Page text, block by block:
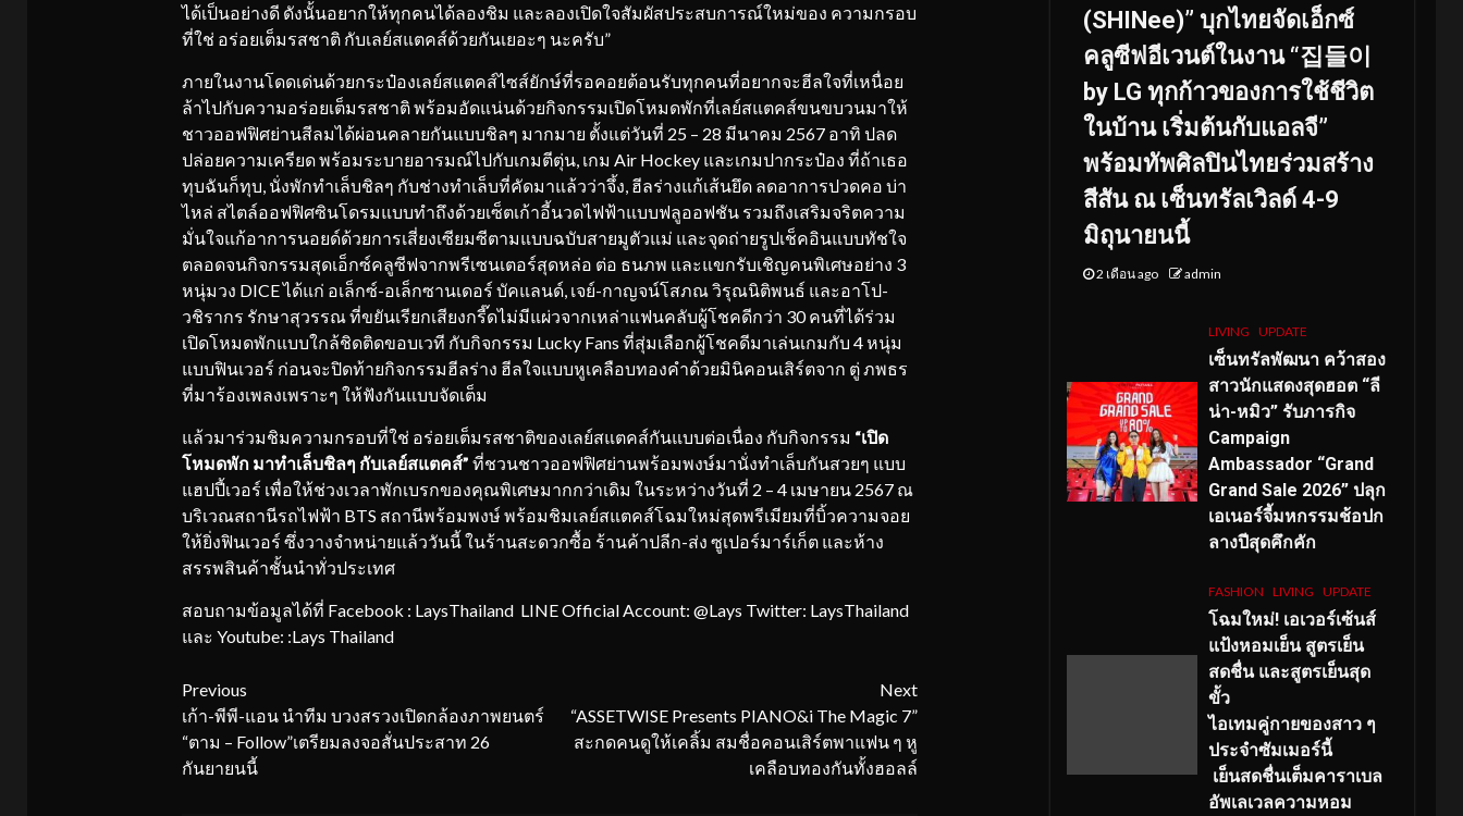
ได้เป็นอย่างดี ดังนั้นอยากให้ทุกคนได้ลองชิม และลองเปิดใจสัมผัสประสบการณ์ใหม่ของ ความกรอบ
ที่ใช่ อร่อยเต็มรสชาติ กับเลย์สแตคส์ด้วยกันเยอะๆ นะครับ”
ภายในงานโดดเด่นด้วยกระป๋องเลย์สแตคส์ไซส์ยักษ์ที่รอคอยต้อนรับทุกคนที่อยากจะฮีลใจที่เหนื่อย
ล้าไปกับความอร่อยเต็มรสชาติ พร้อมอัดแน่นด้วยกิจกรรมเปิดโหมดพักที่เลย์สแตคส์ขนขบวนมาให้
ชาวออฟฟิศย่านสีลมได้ผ่อนคลายกันแบบชิลๆ มากมาย ตั้งแต่วันที่ 25 – 28 มีนาคม 2567 อาทิ ปลด
ปล่อยความเครียด พร้อมระบายอารมณ์ไปกับเกมตีตุ่น, เกม Air Hockey และเกมปากระป๋อง ที่ถ้าเธอ
ทุบฉันก็ทุบ, นั่งพักทำเล็บชิลๆ กับช่างทำเล็บที่คัดมาแล้วว่าจึ้ง, ฮีลร่างแก้เส้นยึด ลดอาการปวดคอ บ่า
ไหล่ สไตล์ออฟฟิศซินโดรมแบบทำถึงด้วยเซ็ตเก้าอี้นวดไฟฟ้าแบบฟลูออฟชัน รวมถึงเสริมจริตความ
มั่นใจแก้อาการนอยด์ด้วยการเสี่ยงเซียมซีตามแบบฉบับสายมูตัวแม่ และจุดถ่ายรูปเช็คอินแบบทัชใจ
ตลอดจนกิจกรรมสุดเอ็กซ์คลูซีฟจากพรีเซนเตอร์สุดหล่อ ต่อ ธนภพ และแขกรับเชิญคนพิเศษอย่าง 3
หนุ่มวง DICE ได้แก่ อเล็กซ์-อเล็กซานเดอร์ บัคแลนด์, เจย์-กาญจน์โสภณ วิรุณนิติพนธ์ และอาโป-
วชิรากร รักษาสุวรรณ ที่ขยันเรียกเสียงกรี๊ดไม่มีแผ่วจากเหล่าแฟนคลับผู้โชคดีกว่า 30 คนที่ได้ร่วม
เปิดโหมดพักแบบใกล้ชิดติดขอบเวที กับกิจกรรม Lucky Fans ที่สุ่มเลือกผู้โชคดีมาเล่นเกมกับ 4 หนุ่ม
แบบฟินเวอร์ ก่อนจะปิดท้ายกิจกรรมฮีลร่าง ฮีลใจแบบหูเคลือบทองคำด้วยมินิคอนเสิร์ตจาก ตู่ ภพธร
ที่มาร้องเพลงเพราะๆ ให้ฟังกันแบบจัดเต็ม
แล้วมาร่วมชิมความกรอบที่ใช่ อร่อยเต็มรสชาติของเลย์สแตคส์กันแบบต่อเนื่อง กับกิจกรรม “เปิด
โหมดพัก มาทำเล็บชิลๆ กับเลย์สแตคส์” ที่ชวนชาวออฟฟิศย่านพร้อมพงษ์มานั่งทำเล็บกันสวยๆ แบบ
แฮปปี้เวอร์ เพื่อให้ช่วงเวลาพักเบรกของคุณพิเศษมากกว่าเดิม ในระหว่างวันที่ 2 – 4 เมษายน 2567 ณ
บริเวณสถานีรถไฟฟ้า BTS สถานีพร้อมพงษ์ พร้อมชิมเลย์สแตคส์โฉมใหม่สุดพรีเมียมที่บิ้วความจอย
ให้ยิ่งฟินเวอร์ ซึ่งวางจำหน่ายแล้ววันนี้ ในร้านสะดวกซื้อ ร้านค้าปลีก-ส่ง ซูเปอร์มาร์เก็ต และห้าง
สรรพสินค้าชั้นนำทั่วประเทศ
สอบถามข้อมูลได้ที่ Facebook : LaysThailand LINE Official Account: @Lays Twitter: LaysThailand
และ Youtube: :Lays Thailand
Continue
Reading
Previous
เก้า-พีพี-แอน นำทีม บวงสรวงเปิดกล้องภาพยนตร์
“ตาม – Follow”เตรียมลงจอสั่นประสาท 26
กันยายนนี้
Next
“ASSETWISE Presents PIANO&i The Magic 7”
สะกดคนดูให้เคลิ้ม สมชื่อคอนเสิร์ตพาแฟน ๆ หู
เคลือบทองกันทั้งฮอลล์
(SHINee)” บุกไทยจัดเอ็กซ์
คลูซีฟอีเวนต์ในงาน “집들이
by LG ทุกก้าวของการใช้ชีวิต
ในบ้าน เริ่มต้นกับแอลจี”
พร้อมทัพศิลปินไทยร่วมสร้าง
สีสัน ณ เซ็นทรัลเวิลด์ 4-9
มิถุนายนนี้
2 เดือน ago admin
LIVING UPDATE
เซ็นทรัลพัฒนา คว้าสอง
สาวนักแสดงสุดฮอต “ลี
น่า-หมิว” รับภารกิจ
Campaign
Ambassador “Grand
Grand Sale 2026” ปลุก
เอเนอร์จี้มหกรรมช้อปก
ลางปีสุดคึกคัก
FASHION LIVING UPDATE
โฉมใหม่! เอเวอร์เซ้นส์
แป้งหอมเย็น สูตรเย็น
สดชื่น และสูตรเย็นสุด
ขั้ว
ไอเทมคู่กายของสาว ๆ
ประจำซัมเมอร์นี้
เย็นสดชื่นเต็มคาราเบล
อัพเลเวลความหอม